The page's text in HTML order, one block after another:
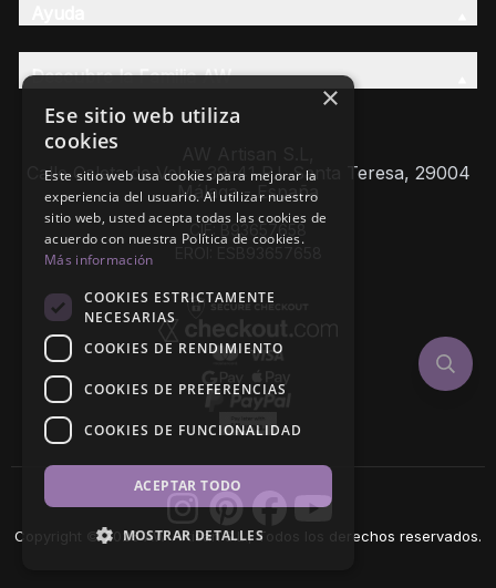
Descubre la Familia AW
Calle Caleta de Velez 39-41 P.I. Santa Teresa, 29004
Málaga - España
CIF: B93657658
Copyright © 2026 AW Artisan S.L., Todos los derechos reservados.
×
Ese sitio web utiliza
cookies
Este sitio web usa cookies para mejorar la
experiencia del usuario. Al utilizar nuestro
sitio web, usted acepta todas las cookies de
acuerdo con nuestra Política de cookies.
Más información
COOKIES ESTRICTAMENTE
NECESARIAS
COOKIES DE RENDIMIENTO
COOKIES DE PREFERENCIAS
COOKIES DE FUNCIONALIDAD
ACEPTAR TODO
MOSTRAR DETALLES